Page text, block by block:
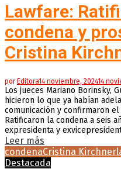
Lawfare:
condena y
Cristina
porEditora14 noviembre, 202414
Los jueces Mariano Borinsky,
hicieron lo que ya habían
comunicación y confirmaron
Ratificaron la condena a seis
expresidenta y
Leer más
condenaCristina Kirchner
Destacada